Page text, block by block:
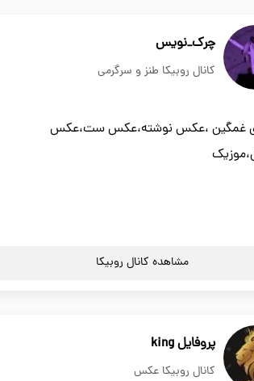
چرک_نویس
کانال روبیکا طنز و سرگرمی
غمگین ،عکس نوشته،عکس ست،عکس
مشاهده کانال روبیکا
پروفایل king
کانال روبیکا عکس